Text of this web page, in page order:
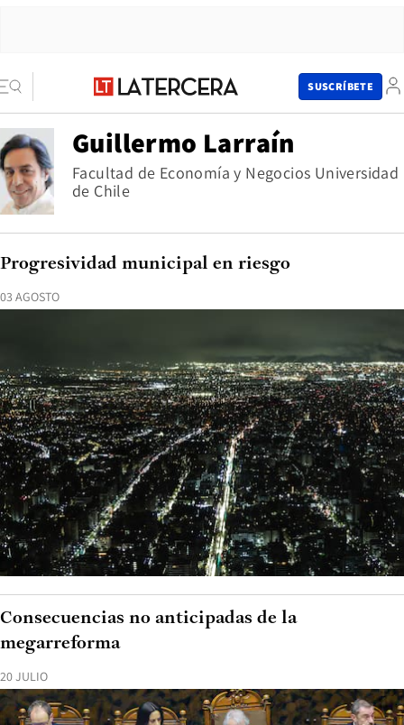
SUSCRÍBETE
Guillermo Larraín
Facultad de Economía y Negocios Universidad
de Chile
03 AGOSTO
Progresividad municipal en riesgo
20 JULIO
Consecuencias no anticipadas de la
megarreforma